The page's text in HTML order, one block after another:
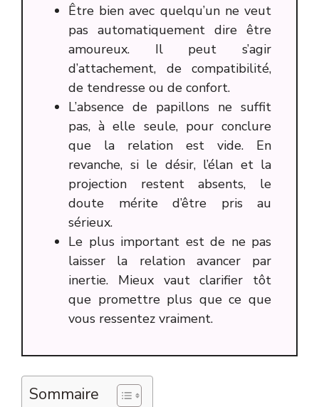
Être bien avec quelqu’un ne veut
pas automatiquement dire être
amoureux. Il peut s’agir
d’attachement, de compatibilité,
de tendresse ou de confort.
L’absence de papillons ne suffit
pas, à elle seule, pour conclure
que la relation est vide. En
revanche, si le désir, l’élan et la
projection restent absents, le
doute mérite d’être pris au
sérieux.
Le plus important est de ne pas
laisser la relation avancer par
inertie. Mieux vaut clarifier tôt
que promettre plus que ce que
vous ressentez vraiment.
Sommaire